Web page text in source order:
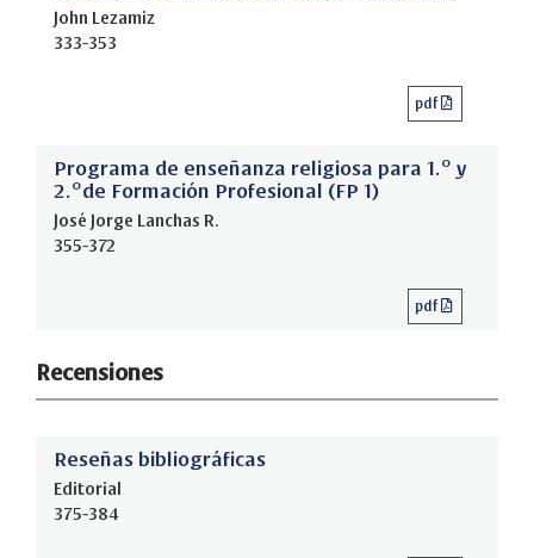
John Lezamiz
333-353
pdf
Programa de enseñanza religiosa para 1.º y
2.ºde Formación Profesional (FP 1)
José Jorge Lanchas R.
355-372
pdf
Recensiones
Reseñas bibliográficas
Editorial
375-384